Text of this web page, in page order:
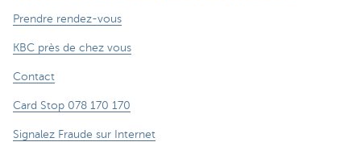
Prendre rendez-vous
KBC près de chez vous
Contact
Card Stop 078 170 170
Signalez Fraude sur Internet